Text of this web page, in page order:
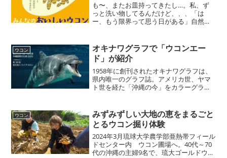
も〜、またお皿持ってきたし…。私、ず
っと洗い物してるんだけど、、、「は
ー、もう限界って思う日がある」自然素
われてイライラしてしまう…。言いたく
ても言えない不満やストレス...
ウコン
オキナワグラフで「ウコンエー
ド」が紹介
1958年に創刊されたオキナワグラフは、
県内唯一のグラフ誌。アメリカ世、ヤマ
ト世を経た「沖縄の今」をカラーグラビ
ウコンで30種類のオリジナルドリンク」
について紹介され...
ウコン
みずみずしい大地の恵をまるごと
とるウコン掘り体験
2024年3月琉球大学農学部亜熱帯フィール
ドセンター内 ウコン圃場へ。40代～70
代の沖縄の主婦9名で、琉大ゴールドウコ